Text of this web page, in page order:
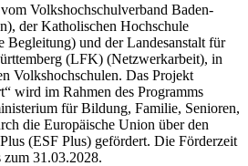
Volkshochschulverband Baden-
der Katholischen Hochschule
Begleitung) und der Landesanstalt für
(LFK) (Netzwerkarbeit), in
Volkshochschulen. Das Projekt
wird im Rahmen des Programms
für Bildung, Familie, Senioren,
die Europäische Union über den
(ESF Plus) gefördert. Die Förderzeit
31.03.2028.